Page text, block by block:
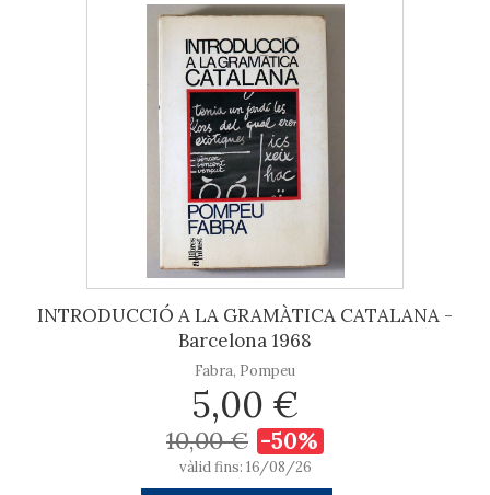
INTRODUCCIÓ A LA GRAMÀTICA CATALANA -
Barcelona 1968
Fabra, Pompeu
5,00 €
10,00 € -50%
vàlid fins: 16/08/26